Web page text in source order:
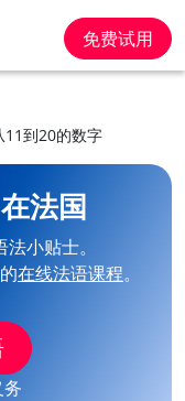
免费试用
11到20的数字
法国
小贴士。
在线法语课程。